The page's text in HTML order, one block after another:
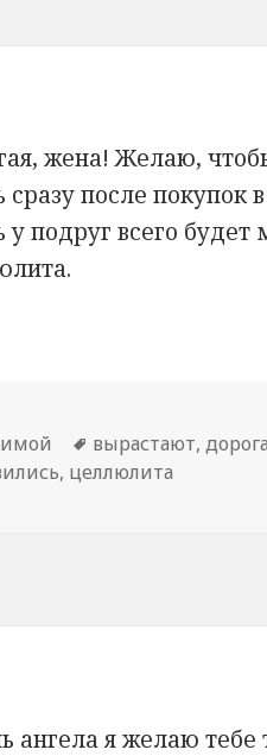
жена! Желаю,
сразу после покупок
у подруг всего
Метки
вырастают,
, целлюлита
ангела я желаю